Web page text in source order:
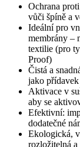
Ochrana
vůči špíně a
Ideální pro
membrány –
textilie (pro
Proof)
Čistá a
jako
Aktivace v
aby se
Efektivní:
dodatečné
Ekologická,
rozložitelná